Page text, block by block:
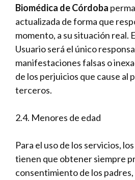
Biomédica de Córdoba
actualizada de forma que
momento, a su situación real.
Usuario será el único
manifestaciones falsas o
de los perjuicios que cause al
terceros.
2.4. Menores de edad
Para el uso de los servicios,
tienen que obtener siempre
consentimiento de los